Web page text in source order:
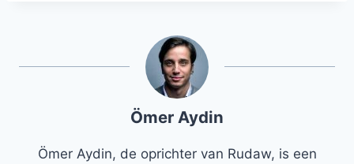
Ömer Aydin
Ömer Aydin, de oprichter van Rudaw, is een